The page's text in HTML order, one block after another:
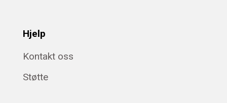
Hjelp
Kontakt oss
Støtte